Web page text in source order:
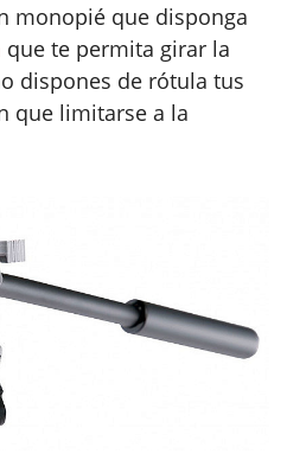
monopié que disponga
que te permita girar la
dispones de rótula tus
que limitarse a la